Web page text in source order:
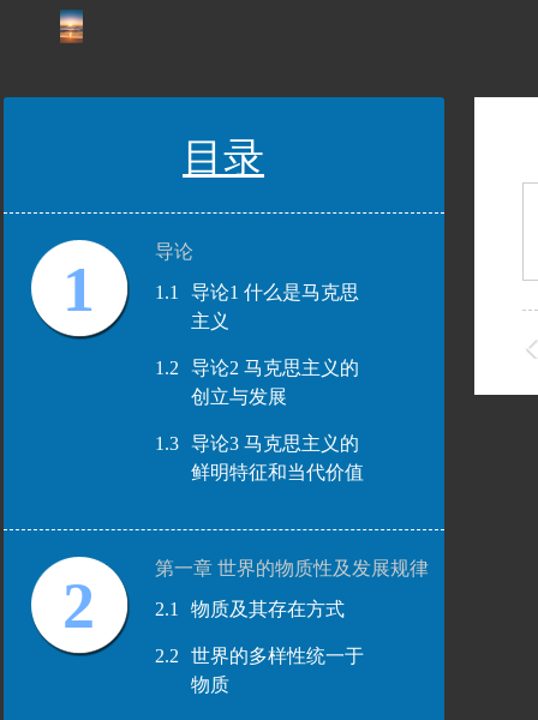
目录
1
导论
1.1
导论1 什么是马克思
主义
1.2
导论2 马克思主义的
创立与发展
1.3
导论3 马克思主义的
鲜明特征和当代价值
2
第一章 世界的物质性及发展规律
2.1
物质及其存在方式
2.2
世界的多样性统一于
物质